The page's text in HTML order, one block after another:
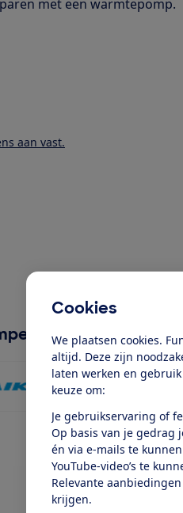
Cookies
We plaatsen cookies.
altijd. Deze zijn
laten werken en
keuze om:
Je gebruikservaring of
Op basis van je gedrag
én via e-mails te
YouTube-video’s te
Relevante
krijgen.
met een warmtepomp.
aan vast.
Logo DAIKIN 120x60